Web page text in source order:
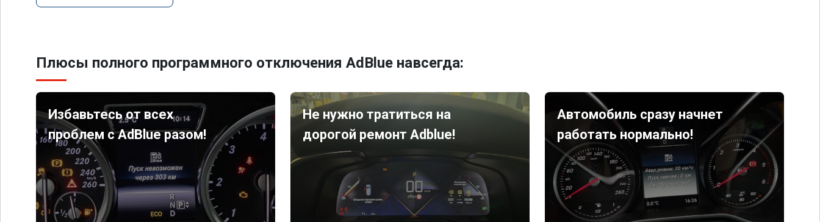
Плюсы полного программного отключения AdBlue навсегда:
Избавьтесь от всех
проблем с AdBlue разом!
Не нужно тратиться на
дорогой ремонт Adblue!
Автомобиль сразу начнет
работать нормально!